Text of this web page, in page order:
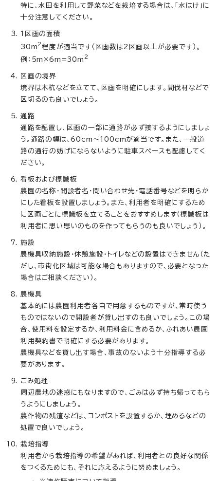
特に、水田を利用して野菜などを栽培する場合は、「水はけ」に
十分注意してください。
1区画の面積
30m2程度が適当です（区画数は2区画以上が必要です）。
例：5m×6m=30m 2
区画の境界
境界は木杭などを立てて、区画を明確にします。間伐材などで
区切るのも良いでしょう。
通路
通路を配置し、区画の一部に通路が必ず接するようにしましょ
う。通路の幅は、60cm～100cmが適当です。また、一般道
路の通行の妨げにならないように駐車スペースも配慮してく
ださい。
看板および標識板
農園の名称・開設者名・問い合わせ先・電話番号などを明らか
にした看板を設置しましょう。また、利用者を明確にするため
に区画ごとに標識板を立てることをおすすめします（標識板は
利用者に思い思いのものを作ってもらうのも良いでしょう）。
施設
農機具収納施設・休憩施設・トイレなどの設置はできません（た
だし、市街化区域は可能な場合もありますので、必要となった
場合はご相談ください）。
農機具
基本的には農園利用者各自で用意するものですが、常時使う
ものではないので開設者が貸し出すのも良いでしょう。この場
合、使用料を設定するか、利用料金に含めるか、ふれあい農園
利用契約書で明確にする必要があります。
農機具などを貸し出す場合、事故のないよう十分指導する必
要があります。
ごみ処理
周辺農地の迷惑にもなりますので、ごみは必ず持ち帰ってもら
うようにしましょう。
農作物の残渣などは、コンポストを設置するか、埋めるなどの
処置で良いでしょう。
栽培指導
利用者から栽培指導の希望があれば、利用者との良好な関係
をつくるためにも、それに応えるように努めましょう。